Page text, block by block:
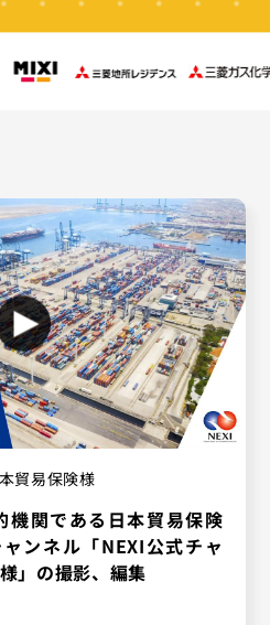
貿易保険様
機関である日本貿易保険
ャンネル「NEXI公式チャ
」の撮影、編集